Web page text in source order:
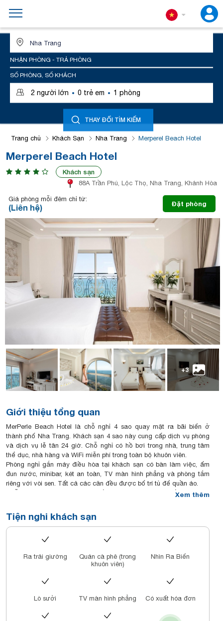
NHẬN PHÒNG - TRẢ PHÒNG
SỐ PHÒNG, SỐ KHÁCH
2 người lớn · 0 trẻ em · 1 phòng
THAY ĐỔI TÌM KIẾM
Trang chủ Khách Sạn Nha Trang Merperel Beach Hotel
Merperel Beach Hotel
Khách sạn
88A Trần Phú, Lộc Thọ, Nha Trang, Khánh Hòa
Giá phòng mỗi đêm chỉ từ:
(Liên hệ) Đặt phòng
+3
Giới thiệu tổng quan
MerPerle Beach Hotel là chỗ nghỉ 4 sao quay mặt ra bãi biển ở
thành phố Nha Trang. Khách sạn 4 sao này cung cấp dịch vụ phòng
và dịch vụ lễ tân 24 giờ. Chỗ nghỉ có hồ bơi trong nhà, trung tâm
thể dục, nhà hàng và WiFi miễn phí trong toàn bộ khuôn viên.
Phòng nghỉ gắn máy điều hòa tại khách sạn có bàn làm việc, ấm
đun nước, minibar, két an toàn, TV màn hình phẳng và phòng tắm
riêng với vòi sen. Tất cả các căn đều được bố trí tủ để quần áo.
Chỗ nghỉ phục vụ bữa sáng kiểu lục địa, bữa sáng kiểu Mỹ hoặc
MerPerle Beach Hotel nằm cách Bãi biển Nha Trang 300 m và Tháp
Trầm Hương 1,4 km. Sân bay gần nhất là sân bay quốc tế Cam
Ranh, cách đó 33 km, và chỗ nghỉ cung cấp dịch vụ đưa đón sân
bay với một khoản phụ phí.
độc lập.
Xem thêm
Tiện nghi khách sạn
Ra trải giường
Quán cà phê (trong
khuôn viên)
Nhìn Ra Biển
Lò sưởi TV màn hình phẳng Có xuất hóa đơn